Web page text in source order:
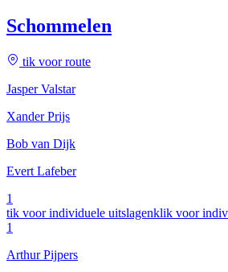
Schommelen
tik voor route
Jasper Valstar
Xander Prijs
Bob van Dijk
Evert Lafeber
1
tik voor individuele uitslagenklik voor
1
Arthur Pijpers